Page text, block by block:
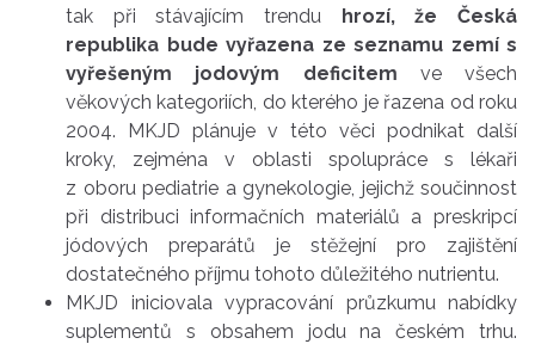
tak při stávajícím trendu hrozí, že Česká
republika bude vyřazena ze seznamu zemí s
vyřešeným jodovým deficitem ve všech
věkových kategoriích, do kterého je řazena od roku
2004. MKJD plánuje v této věci podnikat další
kroky, zejména v oblasti spolupráce s lékaři
z oboru pediatrie a gynekologie, jejichž součinnost
při distribuci informačních materiálů a preskripcí
jódových preparátů je stěžejní pro zajištění
dostatečného příjmu tohoto důležitého nutrientu.
MKJD iniciovala vypracování průzkumu nabídky
suplementů s obsahem jodu na českém trhu.